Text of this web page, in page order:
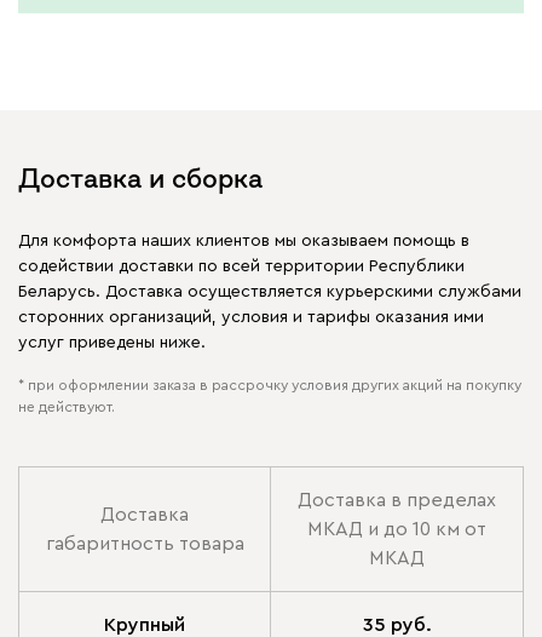
Доставка и сборка
Для комфорта наших клиентов мы оказываем помощь в
содействии доставки по всей территории Республики
Беларусь. Доставка осуществляется курьерскими службами
сторонних организаций, условия и тарифы оказания ими
услуг приведены ниже.
* при оформлении заказа в рассрочку условия других акций на покупку
не действуют.
Доставка
габаритность товара
Доставка в пределах
МКАД и до 10 км от
МКАД
Крупный 35 руб.